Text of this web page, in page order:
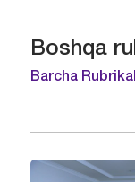
Boshqa
Barcha